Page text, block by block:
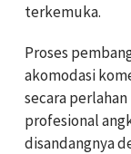
terkemuka.
Proses
akomodasi
secara
profesional
disandangnya